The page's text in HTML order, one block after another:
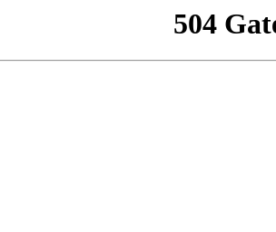
504